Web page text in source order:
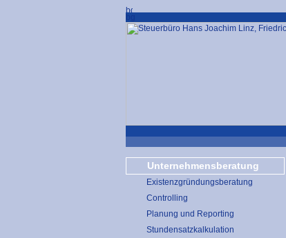
Unternehmensberatung
Existenzgründungsberatung
Controlling
Planung und Reporting
Stundensatzkalkulation